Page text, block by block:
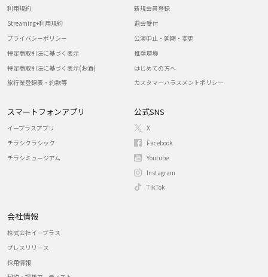
利用規約
Streaming+利用規約
プライバシーポリシー
特定商取引法に基づく表示
特定商取引法に基づく表示(お酒)
旅行業登録表・約款等
新規会員登録
退会受付
公演中止・延期・変更
推奨環境
はじめての方へ
カスタマーハラスメントポリシー
スマートフォンアプリ
イープラスアプリ
チラシクラシック
チラシミュージアム
公式SNS
X
Facebook
Youtube
Instagram
TikTok
会社情報
株式会社イープラス
プレスリリース
採用情報